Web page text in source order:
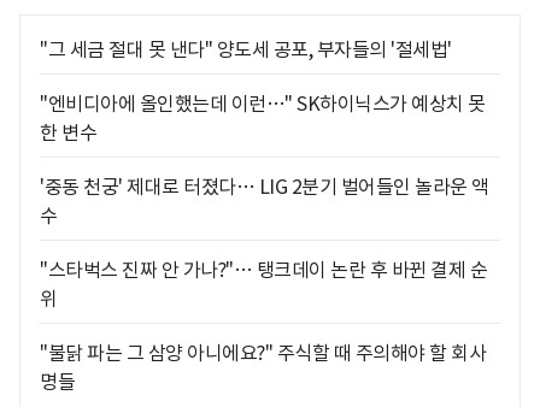
"그 세금 절대 못 낸다" 양도세 공포, 부자들의 '절세법'
"엔비디아에 올인했는데 이런…" SK하이닉스가 예상치 못
한 변수
'중동 천궁' 제대로 터졌다… LIG 2분기 벌어들인 놀라운 액
수
"스타벅스 진짜 안 가나?"… 탱크데이 논란 후 바뀐 결제 순
위
"불닭 파는 그 삼양 아니에요?" 주식할 때 주의해야 할 회사
명들